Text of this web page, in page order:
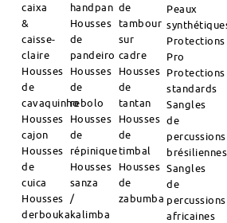
caixa
&
caisse-
claire
Housses
de
cavaquinho
Housses
cajon
Housses
de
cuica
Housses
derbouka
handpan
Housses
de
pandeiro
Housses
de
rebolo
Housses
de
répinique
Housses
sanza
/
kalimba
de
tambour
sur
cadre
Housses
de
tantan
Housses
de
timbal
Housses
de
zabumba
Peaux
Protections
Pro
Protections
standards
Sangles
de
percussions
brésiliennes
Sangles
de
percussions
africaines